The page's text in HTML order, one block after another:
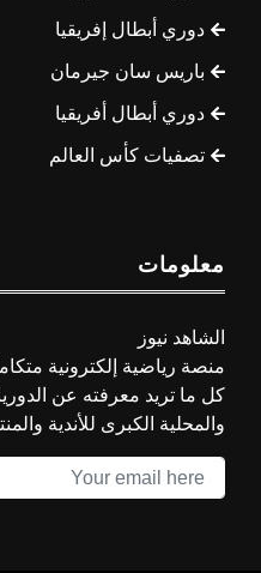
دوري أبطال إفريقيا
باريس سان جيرمان
دوري أبطال أفريقيا
تصفيات كأس العالم
معلومات
الشاهد نيوز
منصة رياضية إلكترونية
كل ما تريد معرفته عن
والمحلية الكبرى للأندية